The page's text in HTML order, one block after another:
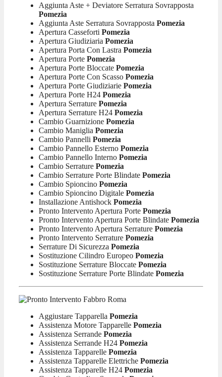
Aggiunta Aste + Deviatore Serratura Sovrapposta
Pomezia
Aggiunta Aste Serratura Sovrapposta Pomezia
Apertura Casseforti Pomezia
Apertura Giudiziaria Pomezia
Apertura Porta Con Lastra Pomezia
Apertura Porte Pomezia
Apertura Porte Bloccate Pomezia
Apertura Porte Con Scasso Pomezia
Apertura Porte Giudiziarie Pomezia
Apertura Porte H24 Pomezia
Apertura Serrature Pomezia
Apertura Serrature H24 Pomezia
Cambio Guarnizione Pomezia
Cambio Maniglia Pomezia
Cambio Pannelli Pomezia
Cambio Pannello Esterno Pomezia
Cambio Pannello Interno Pomezia
Cambio Serrature Pomezia
Cambio Serrature Porte Blindate Pomezia
Cambio Spioncino Pomezia
Cambio Spioncino Digitale Pomezia
Installazione Antishock Pomezia
Pronto Intervento Apertura Porte Pomezia
Pronto Intervento Apertura Porte Blindate Pomezia
Pronto Intervento Apertura Serrature Pomezia
Pronto Intervento Serrature Pomezia
Serrature Di Sicurezza Pomezia
Sostituzione Cilindro Europeo Pomezia
Sostituzione Serrature Bloccate Pomezia
Sostituzione Serrature Porte Blindate Pomezia
Aggiustare Tapparella Pomezia
Assistenza Motore Tapparelle Pomezia
Assistenza Serrande Pomezia
Assistenza Serrande H24 Pomezia
Assistenza Tapparelle Pomezia
Assistenza Tapparelle Elettriche Pomezia
Assistenza Tapparelle H24 Pomezia